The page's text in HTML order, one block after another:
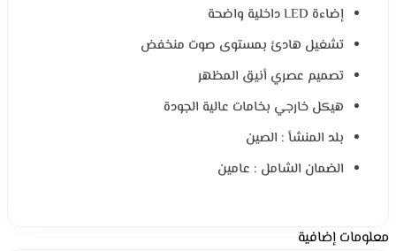
إضاءة LED داخلية واضحة
تشغيل هادئ بمستوى صوت منخفض
تصميم عصري أنيق المظهر
هيكل خارجي بخامات عالية الجودة
بلد المنشأ : الصين
الضمان الشامل : عامين
معلومات إضافية